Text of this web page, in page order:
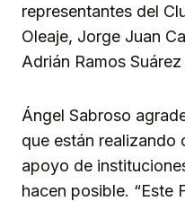
representantes del
Oleaje, Jorge Juan
Adrián Ramos
Ángel Sabroso
que están realizando
apoyo de
hacen posible. “Este